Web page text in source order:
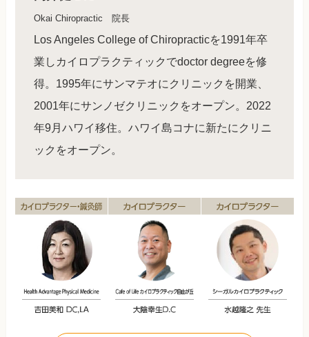
Okai Chiropractic 院長
Los Angeles College of Chiropracticを1991年卒
業しカイロプラクティックでdoctor degreeを修
得。1995年にサンマテオにクリニックを開業、
2001年にサンノゼクリニックをオープン。2022
年9月ハワイ移住。ハワイ島コナに新たにクリニ
ックをオープン。